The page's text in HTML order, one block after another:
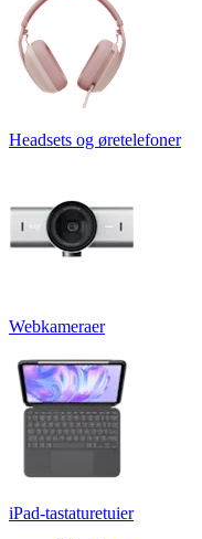
Headsets og øretelefoner
Webkameraer
iPad-tastaturetuier